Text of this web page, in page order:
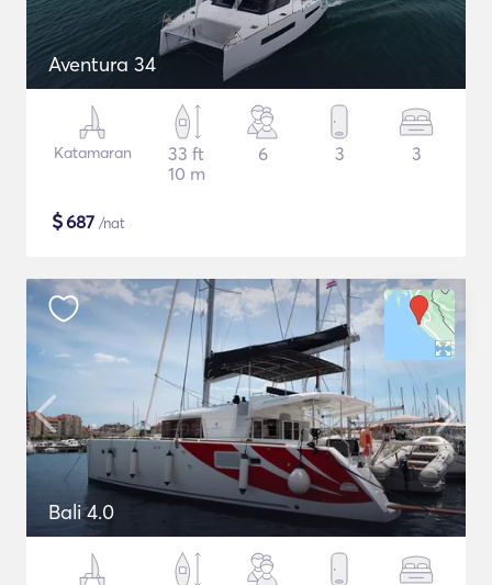
Aventura 34
Katamaran
33 ft
10 m
6 3 3
$687 /nat
Bali 4.0